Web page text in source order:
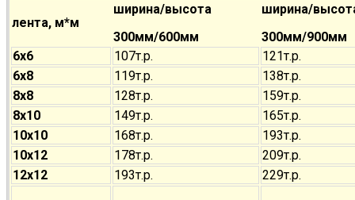
лента, м*м
ширина/высота
300мм/600мм
ширина/
300мм/900мм
6х6
107т.р.
121т.р.
6х8
119т.р.
138т.р.
8х8
128т.р.
159т.р.
8х10
149т.р.
165т.р.
10х10
168т.р.
193т.р.
10х12
178т.р.
209т.р.
12х12
193т.р. 229т.р.